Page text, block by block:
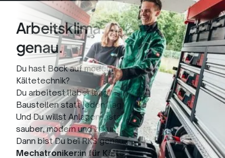
Arbeitsklima. Auf's Grad
genau.
Du hast Bock auf moderne Klima- und
Kältetechnik?
Du arbeitest lieber langfristig auf festen
Baustellen statt jeden Tag woanders?
Und Du willst Anlagen installieren, die technisch
sauber, modern und zukunftsfähig sind?
Dann bist Du bei RKS genau richtig – als
Mechatroniker:in für Kälte- und Klimatechnik